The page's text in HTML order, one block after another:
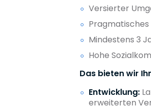
Versierter
Mindestens 3
Hohe
Das bieten wir
Entwicklung:
erweiterten